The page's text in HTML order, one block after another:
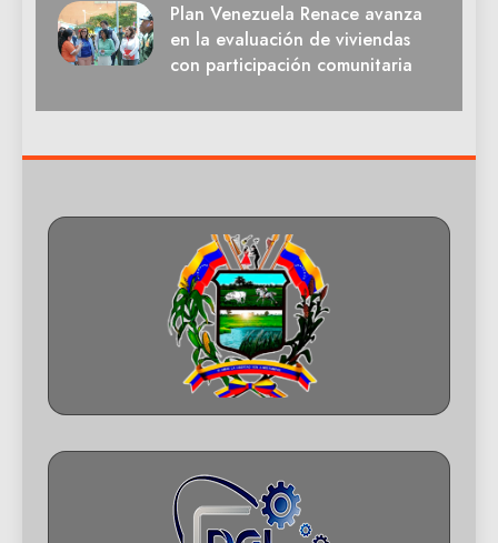
Plan Venezuela Renace avanza
en la evaluación de viviendas
con participación comunitaria